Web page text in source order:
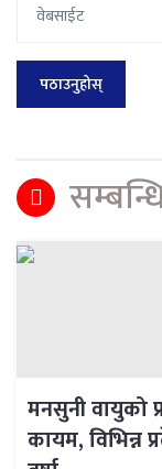
मनसुनी वायुको
कायम, विभिन्न